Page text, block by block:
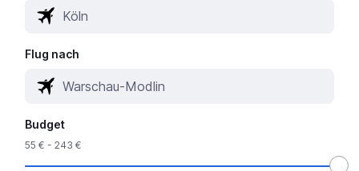
Flug nach
Budget
55 € - 243 €